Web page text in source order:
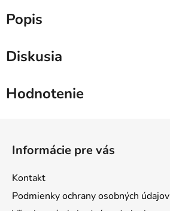
Popis
Diskusia
Hodnotenie
Informácie pre vás
Kontakt
Podmienky ochrany osobných údajov